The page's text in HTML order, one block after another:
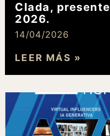
Clada,
2026.
14/04/2026
LEER MÁS »